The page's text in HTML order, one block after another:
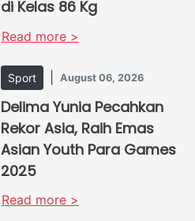
di Kelas 86 Kg
Read more >
Sport August 06, 2026
Delima Yunia Pecahkan
Rekor Asia, Raih Emas
Asian Youth Para Games
2025
Read more >